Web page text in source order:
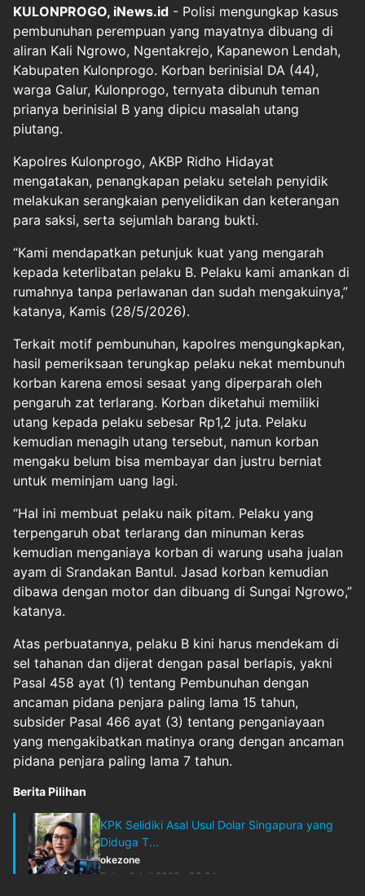
KULONPROGO, iNews.id - Polisi mengungkap kasus
pembunuhan perempuan yang mayatnya dibuang di
aliran Kali Ngrowo, Ngentakrejo, Kapanewon Lendah,
Kabupaten Kulonprogo. Korban berinisial DA (44),
warga Galur, Kulonprogo, ternyata dibunuh teman
prianya berinisial B yang dipicu masalah utang
piutang.
Kapolres Kulonprogo, AKBP Ridho Hidayat
mengatakan, penangkapan pelaku setelah penyidik
melakukan serangkaian penyelidikan dan keterangan
para saksi, serta sejumlah barang bukti.
“Kami mendapatkan petunjuk kuat yang mengarah
kepada keterlibatan pelaku B. Pelaku kami amankan di
rumahnya tanpa perlawanan dan sudah mengakuinya,”
katanya, Kamis (28/5/2026).
Terkait motif pembunuhan, kapolres mengungkapkan,
hasil pemeriksaan terungkap pelaku nekat membunuh
korban karena emosi sesaat yang diperparah oleh
pengaruh zat terlarang. Korban diketahui memiliki
utang kepada pelaku sebesar Rp1,2 juta. Pelaku
kemudian menagih utang tersebut, namun korban
mengaku belum bisa membayar dan justru berniat
untuk meminjam uang lagi.
“Hal ini membuat pelaku naik pitam. Pelaku yang
terpengaruh obat terlarang dan minuman keras
kemudian menganiaya korban di warung usaha jualan
ayam di Srandakan Bantul. Jasad korban kemudian
dibawa dengan motor dan dibuang di Sungai Ngrowo,”
katanya.
Atas perbuatannya, pelaku B kini harus mendekam di
sel tahanan dan dijerat dengan pasal berlapis, yakni
Pasal 458 ayat (1) tentang Pembunuhan dengan
ancaman pidana penjara paling lama 15 tahun,
subsider Pasal 466 ayat (3) tentang penganiayaan
yang mengakibatkan matinya orang dengan ancaman
pidana penjara paling lama 7 tahun.
Berita Pilihan
KPK Selidiki Asal Usul Dolar Singapura yang
Diduga T...
okezone
Rabu, 8 Juli 2026 - 03:24